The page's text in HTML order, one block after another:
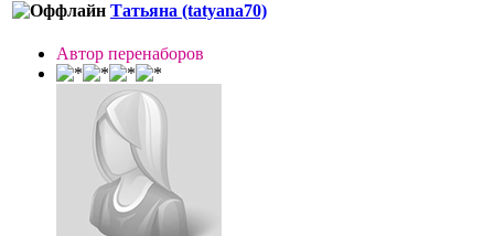
Татьяна (tatyana70)
Автор перенаборов